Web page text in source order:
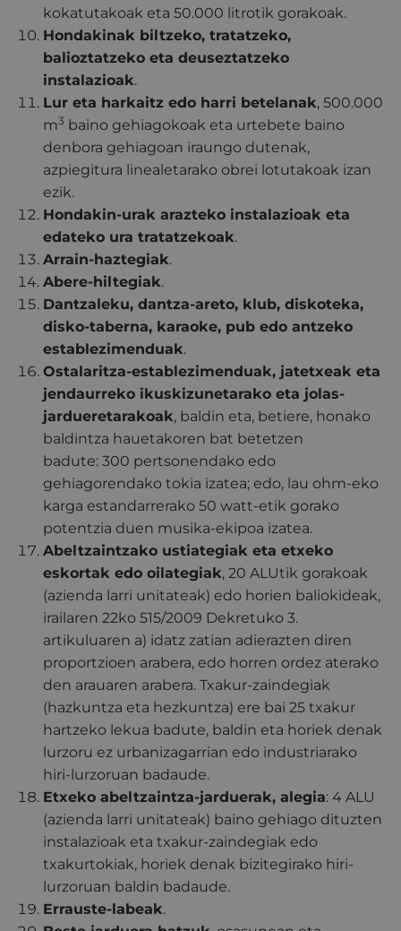
kokatutakoak eta 50.000 litrotik gorakoak.
Hondakinak biltzeko, tratatzeko,
balioztatzeko eta deuseztatzeko
instalazioak.
Lur eta harkaitz edo harri betelanak, 500.000
m3 baino gehiagokoak eta urtebete baino
denbora gehiagoan iraungo dutenak,
azpiegitura linealetarako obrei lotutakoak izan
ezik.
Hondakin-urak arazteko instalazioak eta
edateko ura tratatzekoak.
Arrain-haztegiak.
Abere-hiltegiak.
Dantzaleku, dantza-areto, klub, diskoteka,
disko-taberna, karaoke, pub edo antzeko
establezimenduak.
Ostalaritza-establezimenduak, jatetxeak eta
jendaurreko ikuskizunetarako eta jolas-
jardueretarakoak, baldin eta, betiere, honako
baldintza hauetakoren bat betetzen
badute: 300 pertsonendako edo
gehiagorendako tokia izatea; edo, lau ohm-eko
karga estandarrerako 50 watt-etik gorako
potentzia duen musika-ekipoa izatea.
Abeltzaintzako ustiategiak eta etxeko
eskortak edo oilategiak, 20 ALUtik gorakoak
(azienda larri unitateak) edo horien baliokideak,
irailaren 22ko 515/2009 Dekretuko 3.
artikuluaren a) idatz zatian adierazten diren
proportzioen arabera, edo horren ordez aterako
den arauaren arabera. Txakur-zaindegiak
(hazkuntza eta hezkuntza) ere bai 25 txakur
hartzeko lekua badute, baldin eta horiek denak
lurzoru ez urbanizagarrian edo industriarako
hiri-lurzoruan badaude.
Etxeko abeltzaintza-jarduerak, alegia: 4 ALU
(azienda larri unitateak) baino gehiago dituzten
instalazioak eta txakur-zaindegiak edo
txakurtokiak, horiek denak bizitegirako hiri-
lurzoruan baldin badaude.
Errauste-labeak.